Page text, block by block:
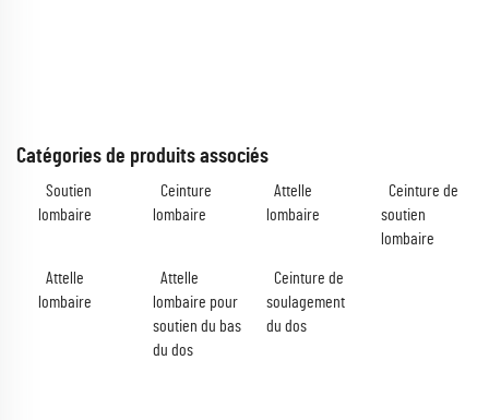
Catégories de produits associés
Soutien
lombaire
Ceinture
lombaire
Attelle
lombaire
Ceinture de
soutien
lombaire
Attelle
lombaire
Attelle
lombaire pour
soutien du bas
du dos
Ceinture de
soulagement
du dos